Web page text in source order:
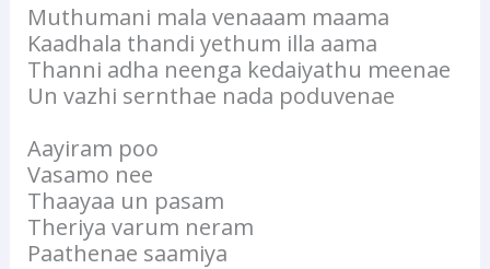
Muthumani mala venaaam maama
Kaadhala thandi yethum illa aama
Thanni adha neenga kedaiyathu meenae
Un vazhi sernthae nada poduvenae
Aayiram poo
Vasamo nee
Thaayaa un pasam
Theriya varum neram
Paathenae saamiya